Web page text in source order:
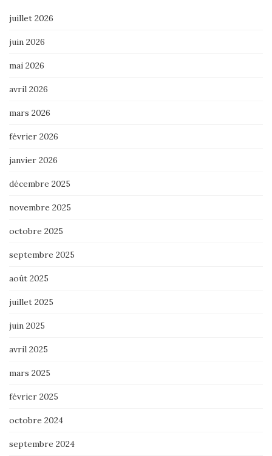
juillet 2026
juin 2026
mai 2026
avril 2026
mars 2026
février 2026
janvier 2026
décembre 2025
novembre 2025
octobre 2025
septembre 2025
août 2025
juillet 2025
juin 2025
avril 2025
mars 2025
février 2025
octobre 2024
septembre 2024